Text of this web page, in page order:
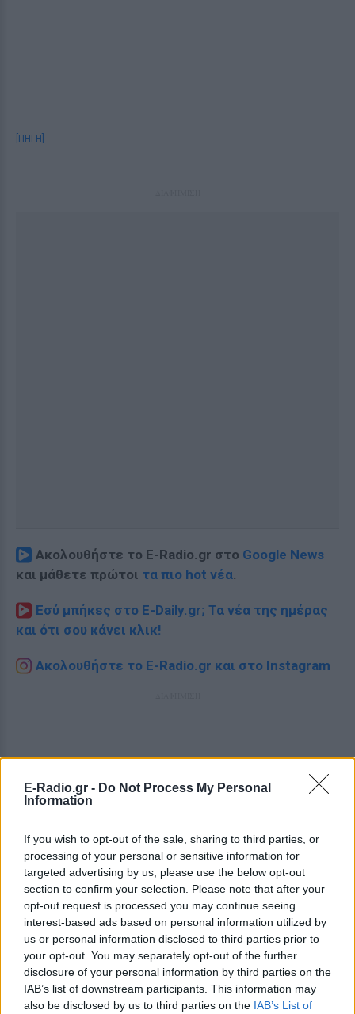
E-Radio.gr - Do Not Process My Personal
Information
If you wish to opt-out of the sale, sharing to third parties, or
processing of your personal or sensitive information for
targeted advertising by us, please use the below opt-out
section to confirm your selection. Please note that after your
opt-out request is processed you may continue seeing
interest-based ads based on personal information utilized by
us or personal information disclosed to third parties prior to
your opt-out. You may separately opt-out of the further
disclosure of your personal information by third parties on the
IAB’s list of downstream participants. This information may
also be disclosed by us to third parties on the IAB’s List of
[ΠΗΓΗ]
Ακολουθήστε το E-Radio.gr στο Google News
και μάθετε πρώτοι τα πιο hot νέα.
Εσύ μπήκες στο E-Daily.gr; Τα νέα της ημέρας
και ότι σου κάνει κλικ!
Ακολουθήστε το E-Radio.gr και στο Instagram